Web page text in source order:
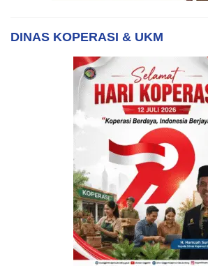
DINAS KOPERASI & UKM